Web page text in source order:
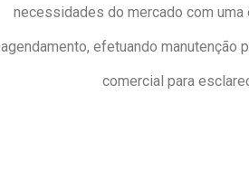
necessidades do mercado com
agendamento, efetuando
comercial para